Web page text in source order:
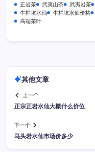
正岩茶
武夷山茶 武夷岩茶
牛栏坑水仙
牛栏坑水仙价格
高端茶叶
其他文章
上一个
正宗正岩水仙大概什么价位
下一个
马头岩水仙市场价多少